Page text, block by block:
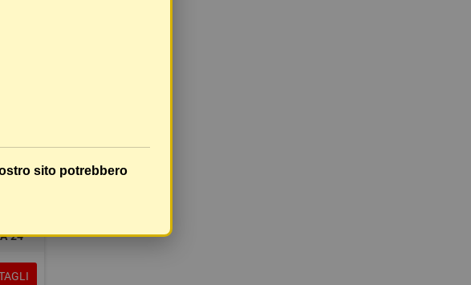
24
sito potrebbero